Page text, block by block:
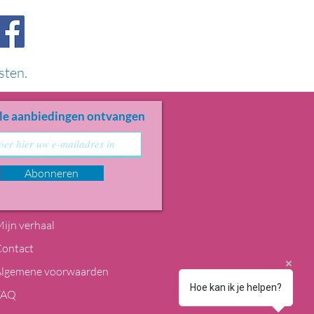
aanbiedingen ontvangen
Abonneren
verhaal
voorwaarden
Hoe kan ik je helpen?